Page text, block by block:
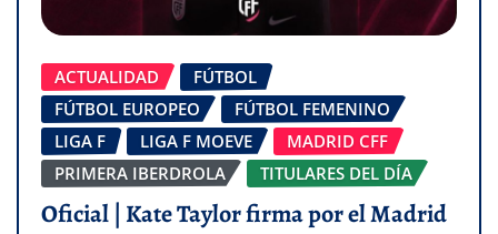
ACTUALIDAD
FÚTBOL
FÚTBOL EUROPEO
FÚTBOL FEMENINO
LIGA F
LIGA F MOEVE
MADRID CFF
PRIMERA IBERDROLA
TITULARES DEL DÍA
Oficial | Kate Taylor firma por el Madrid